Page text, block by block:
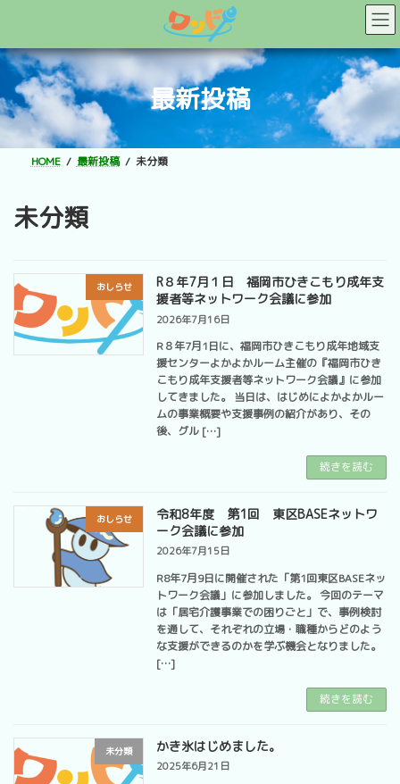
ン
へ
ス
キ
ッ
ー
ョ
ン
に
移
最新投稿
HOME 最新投稿 未分類
未分類
おしらせ
R８年7月１日 福岡市ひきこもり成年支
援者等ネットワーク会議に参加
2026年7月16日
R８年7月1日に、福岡市ひきこもり成年地域支
援センターよかよかルーム主催の『福岡市ひき
こもり成年支援者等ネットワーク会議』に参加
してきました。 当日は、はじめによかよかルー
ムの事業概要や支援事例の紹介があり、その
後、グル […]
続きを読む
おしらせ
令和8年度 第1回 東区BASEネットワ
ーク会議に参加
2026年7月15日
R8年7月9日に開催された「第1回東区BASEネッ
トワーク会議」に参加しました。 今回のテーマ
は「居宅介護事業での困りごと」で、事例検討
を通して、それぞれの立場・職種からどのよう
な支援ができるのかを学ぶ機会となりました。
[…]
続きを読む
未分類 かき氷はじめました。
2025年6月21日